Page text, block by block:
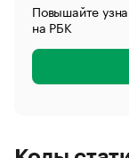
Повышайте
на РБК